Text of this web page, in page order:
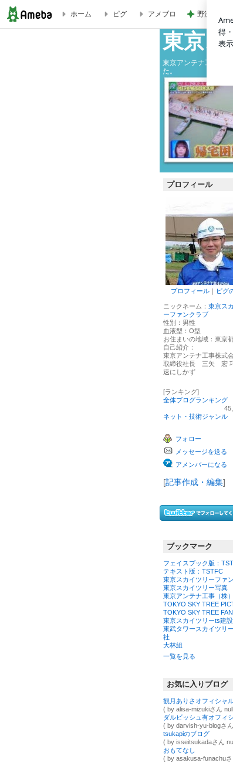
【メモ】東京電力から電柱共架料の請求が来ていま
ホーム ピグ アメブロ 野沢直子
東京
東京アンテナ工事（
た。
プロフィール
プロフィール ｜ ピグ
ニックネーム： 東京ス
ーファンクラブ
性別： 男性
血液型： O型
お住まいの地域： 東京
自己紹介：
東京アンテナ工事株式
取締役社長 三矢 宏
速にしかず
[ランキング]
全体ブログランキング
ネット・技術ジャンル
フォロー
メッセージを送る
アメンバーになる
[記事作成・編集]
ブックマーク
フェイスブック版：
テキスト版：TSTFC
東京スカイツリーファ
東京スカイツリー写真
東京アンテナ工事（株）
TOKYO SKY TREE
TOKYO SKY TREE
東京スカイツリーts建
東武タワースカイツリ
社
大林組
一覧を見る
お気に入りブログ
( by alisa-mizukiさん
( by darvish-yu-blogさ
tsukapiのブログ
( by isseitsukadaさん
おもてなし
( by asakusa-funachuさ